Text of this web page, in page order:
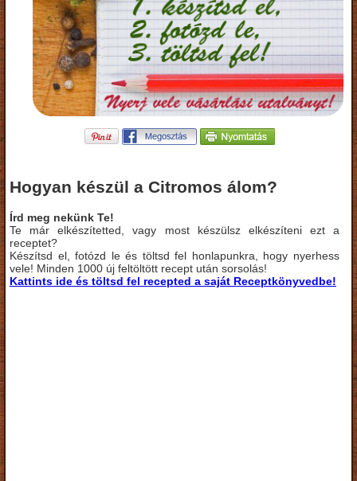
Hogyan készül a Citromos álom?
Írd meg nekünk Te!
Te már elkészítetted, vagy most készülsz elkészíteni ezt a
receptet?
Készítsd el, fotózd le és töltsd fel honlapunkra, hogy nyerhess
vele! Minden 1000 új feltöltött recept után sorsolás!
Kattints ide és töltsd fel recepted a saját Receptkönyvedbe!